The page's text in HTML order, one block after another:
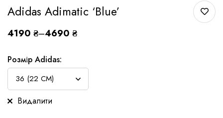
Adidas Adimatic ‘Blue’
4190 ₴–4690 ₴
Розмір Adidas:
Видалити